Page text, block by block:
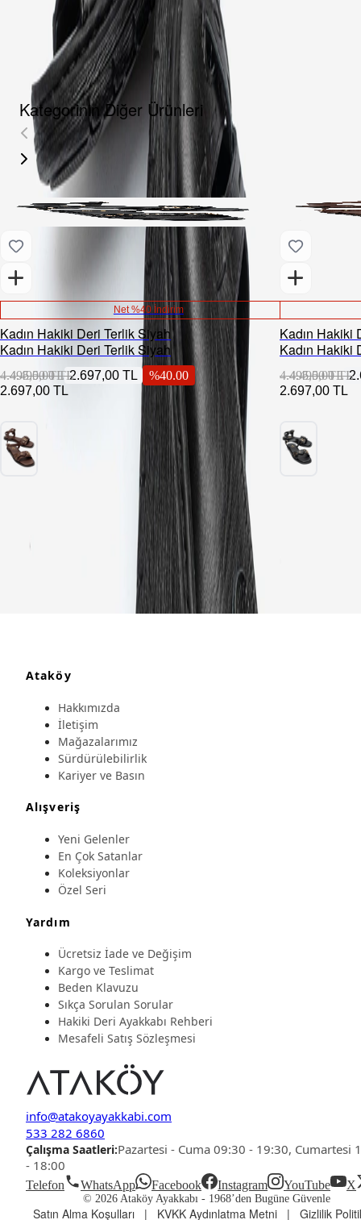
TAKSIT SEÇENEKLERI
YORUMLAR
AKSESUARLAR
Kategorinin Diğer Ürünleri
Net %40 İndirim
Kadın Hakiki Deri Terlik Siyah
Kadın Hakiki Deri Terlik Siyah
4.495,00 TL 2.697,00 TL %40.00
2.697,00 TL
4.495,00 TL
Kadın Hakiki
Kadın Hakiki
4.495,00 TL
2.697,00 TL
4.495,00 TL
Ataköy
Hakkımızda
İletişim
Mağazalarımız
Sürdürülebilirlik
Kariyer ve Basın
Alışveriş
Yeni Gelenler
En Çok Satanlar
Koleksiyonlar
Özel Seri
Yardım
Ücretsiz İade ve Değişim
Kargo ve Teslimat
Beden Klavuzu
Sıkça Sorulan Sorular
Hakiki Deri Ayakkabı Rehberi
Mesafeli Satış Sözleşmesi
info@atakoyayakkabi.com
533 282 6860
Çalışma Saatleri:Pazartesi - Cuma 09:30 - 19:30, Cumartesi
- 18:00
Telefon WhatsApp Facebook Instagram YouTube X
© 2026 Ataköy Ayakkabı - 1968’den Bugüne Güvenle
Satın Alma Koşulları | KVKK Aydınlatma Metni | Gizlilik